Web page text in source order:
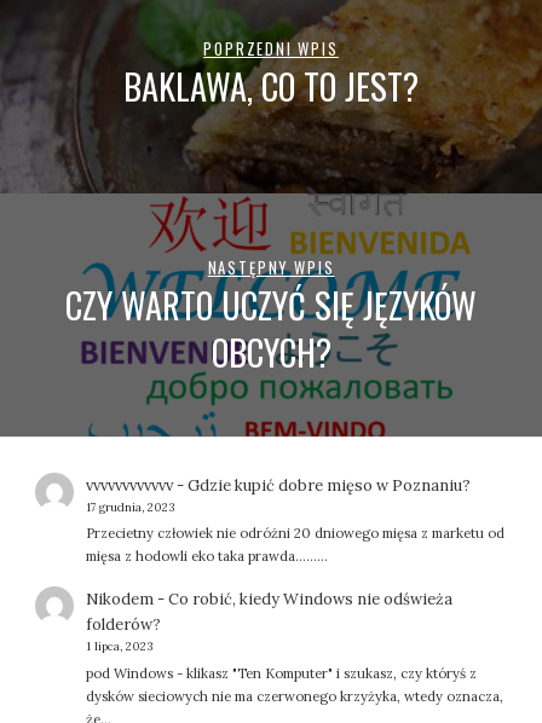
POPRZEDNI WPIS
BAKLAWA, CO TO JEST?
NASTĘPNY WPIS
CZY WARTO UCZYĆ SIĘ JĘZYKÓW
OBCYCH?
vvvvvvvvvvvv-Gdzie kupić dobre mięso w Poznaniu?
17 grudnia, 2023
Przecietny człowiek nie odróżni 20 dniowego mięsa z marketu od
mięsa z hodowli eko taka prawda.........
Nikodem-Co robić, kiedy Windows nie odświeża
folderów?
1 lipca, 2023
pod Windows - klikasz "Ten Komputer" i szukasz, czy któryś z
dysków sieciowych nie ma czerwonego krzyżyka, wtedy oznacza,
że…